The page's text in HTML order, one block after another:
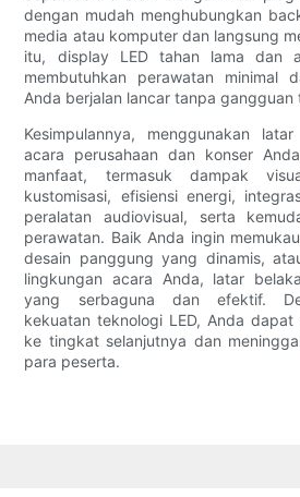
dengan mudah menghubungkan
media atau komputer dan langsung
itu, display LED tahan lama dan
membutuhkan perawatan minimal
Anda berjalan lancar tanpa gangguan
Kesimpulannya, menggunakan
acara perusahaan dan konser
manfaat, termasuk dampak
kustomisasi, efisiensi energi,
peralatan audiovisual, serta
perawatan. Baik Anda ingin
desain panggung yang dinamis,
lingkungan acara Anda, latar
yang serbaguna dan efektif.
kekuatan teknologi LED, Anda
ke tingkat selanjutnya dan
para peserta.